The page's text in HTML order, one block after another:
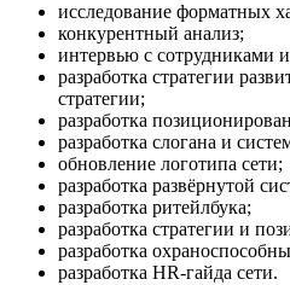
исследование форматных
конкурентный анализ;
интервью с сотрудниками
разработка стратегии
стратегии;
разработка
разработка слогана и
обновление логотипа сети;
разработка развёрнутой
разработка ритейлбука;
разработка стратегии и
разработка
разработка HR-гайда сети.